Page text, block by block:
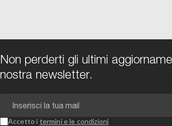
Non perderti gli ultimi
nostra newsletter.
Accetto i termini e le condizioni